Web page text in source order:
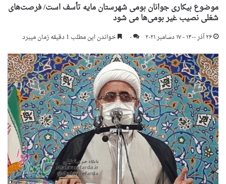
موضوع بیکاری جوانان بومی شهرستان مایه تأسف است/ فرصت‌های
شغلی نصیب غیر بومی‌ها می شود
۲۶ آذر ۱۴۰۰ - ۱۷ دسامبر ۲۰۲۱ ۰ خواندن این مطلب 1 دقیقه زمان میبرد